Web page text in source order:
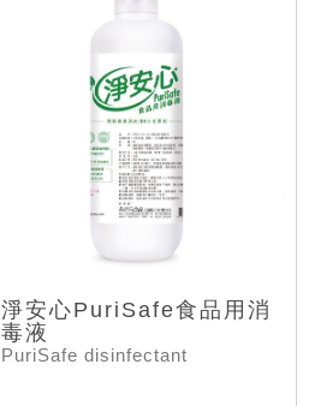
淨安心PuriSafe食品用消
毒液
PuriSafe disinfectant